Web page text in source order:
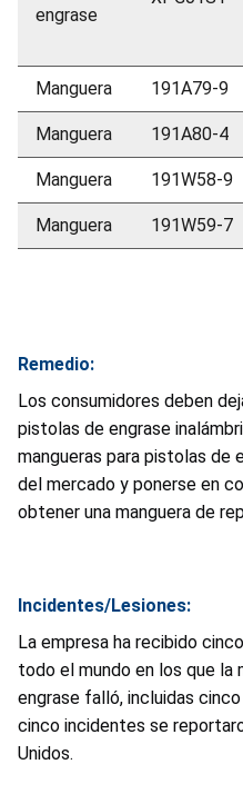
engrase
Manguera 191A79-9
Manguera 191A80-4
Manguera 191W58-9
Manguera 191W59-7
Remedio:
Los consumidores deben
pistolas de engrase
mangueras para pistolas de
del mercado y ponerse en
obtener una manguera de
Incidentes/Lesiones:
La empresa ha recibido
todo el mundo en los que la
engrase falló, incluidas
cinco incidentes se
Unidos.